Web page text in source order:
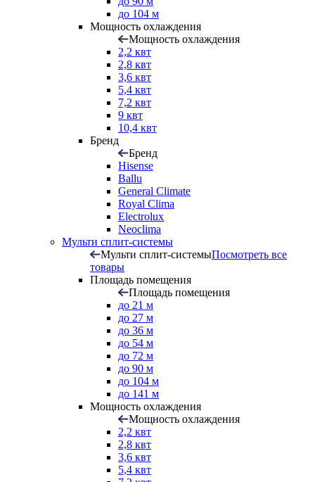
до 104 м
Мощность охлаждения
Мощность охлаждения
2,2 квт
2,8 квт
3,6 квт
5,4 квт
7,2 квт
9 квт
10,4 квт
Бренд
Бренд
Hisense
Ballu
General Climate
Royal Clima
Electrolux
Neoclima
Мульти сплит-системы
Мульти сплит-системыПосмотреть все
товары
Площадь помещения
Площадь помещения
до 21 м
до 27 м
до 36 м
до 54 м
до 72 м
до 90 м
до 104 м
до 141 м
Мощность охлаждения
Мощность охлаждения
2,2 квт
2,8 квт
3,6 квт
5,4 квт